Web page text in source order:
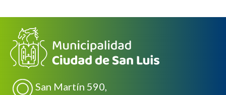
San Martín 590,